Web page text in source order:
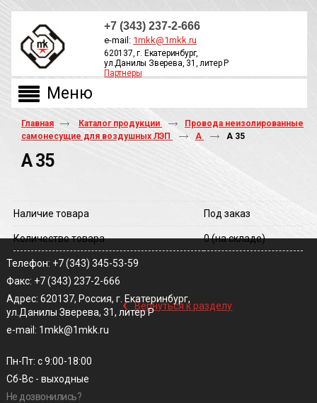
+7 (343) 237-2-666
e-mail: 1mkk@1mkk.ru
620137, г. Екатеринбург,
ул.Данилы Зверева, 31, литер Р
Партнеры
Главная Каталог продукции
Провода неизолированные
самонесущие для воздушных ЛЭП
А А 35
А 35
Наличие товара Под заказ
Количество товара 0(на складе)
‹ Вернуться к разделу
Телефон: +7 (343) 345-53-59
Факс: +7 (343) 237-2-666
Адрес: 620137, Россия, г. Екатеринбург,
ул.Данилы Зверева, 31, литер Р
e-mail: 1mkk@1mkk.ru
Пн-Пт: с 9:00-18:00
Сб-Вс - выходные
Не дозвонились?